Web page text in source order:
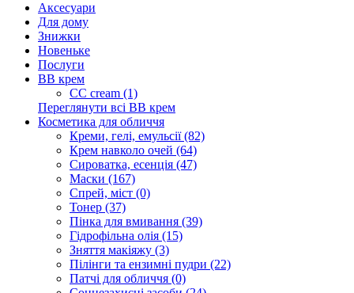
Аксесуари
Для дому
Знижки
Новеньке
Послуги
BB крем
CC cream (1)
Переглянути всі BB крем
Косметика для обличчя
Креми, гелі, емульсії (82)
Крем навколо очей (64)
Сироватка, есенція (47)
Маски (167)
Спрей, міст (0)
Тонер (37)
Пінка для вмивання (39)
Гідрофільна олія (15)
Зняття макіяжу (3)
Пілінги та ензимні пудри (22)
Патчі для обличчя (0)